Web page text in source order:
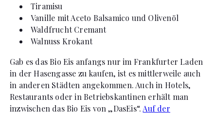
Tiramisu
Vanille mit Aceto Balsamico und Olivenöl
Waldfrucht Cremant
Walnuss Krokant
Gab es das Bio Eis anfangs nur im Frankfurter Laden
in der Hasengasse zu kaufen, ist es mittlerweile auch
in anderen Städten angekommen. Auch in Hotels,
Restaurants oder in Betriebskantinen erhält man
inzwischen das Bio Eis von „DasEis“. Auf der